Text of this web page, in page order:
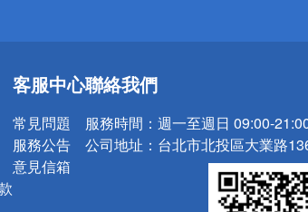
請小心！
客服中心
常見問題
服務公告
意見信箱
聯絡我們
服務時間： 週一至週日 09:00-
公司地址： 台北市北投區大業路